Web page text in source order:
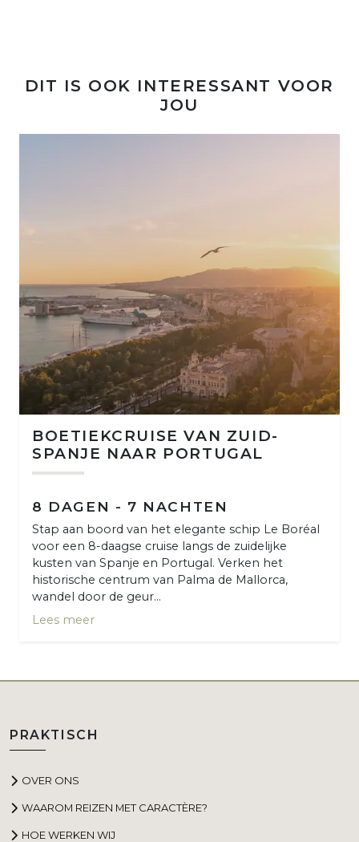
DIT IS OOK INTERESSANT VOOR
JOU
BOETIEKCRUISE VAN ZUID-
SPANJE NAAR PORTUGAL
8 DAGEN - 7 NACHTEN
Stap aan boord van het elegante schip Le Boréal
voor een 8-daagse cruise langs de zuidelijke
kusten van Spanje en Portugal. Verken het
historische centrum van Palma de Mallorca,
wandel door de geur...
Lees meer
PRAKTISCH
OVER ONS
WAAROM REIZEN MET CARACTÈRE?
HOE WERKEN WIJ